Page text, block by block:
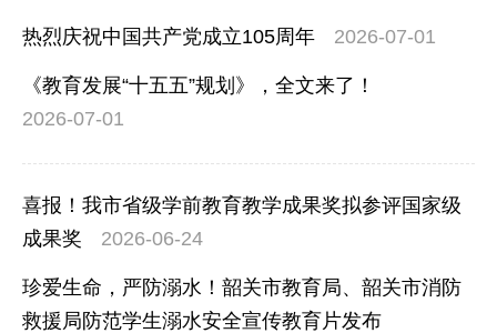
热烈庆祝中国共产党成立105周年 2026-07-01
《教育发展“十五五”规划》，全文来了！
2026-07-01
喜报！我市省级学前教育教学成果奖拟参评国家级
成果奖
2026-06-24
珍爱生命，严防溺水！韶关市教育局、韶关市消防
救援局防范学生溺水安全宣传教育片发布